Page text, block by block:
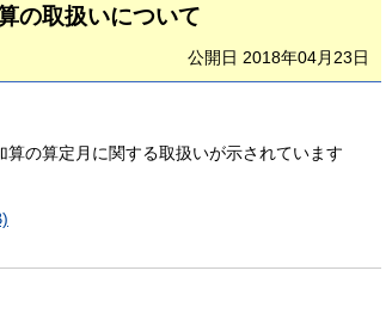
の取扱いについて
公開日 2018年04月23日
の算定月に関する取扱いが示されています